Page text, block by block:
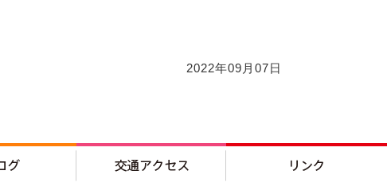
2022年09月07日